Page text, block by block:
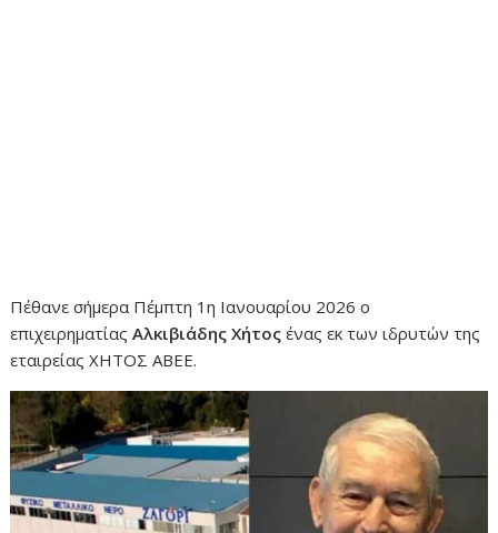
Πέθανε σήμερα Πέμπτη 1η Ιανουαρίου 2026 ο
επιχειρηματίαςΑλκιβιάδης Χήτος ένας εκ των ιδρυτών της
εταιρείας ΧΗΤΟΣ ΑΒΕΕ.